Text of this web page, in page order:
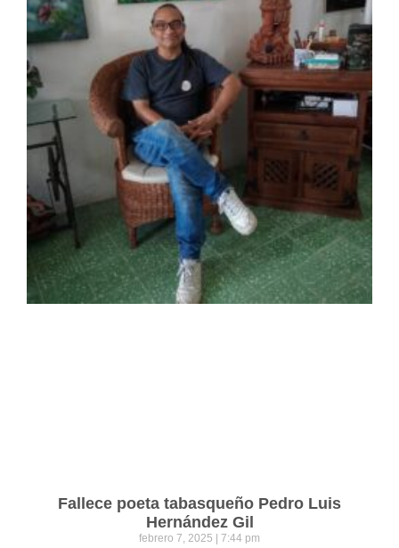
Fallece poeta tabasqueño Pedro Luis
Hernández Gil
febrero 7, 2025 7:44 pm